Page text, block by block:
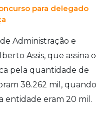
para delegado
Administração e
Assis, que assina o
pela quantidade de
38.262 mil, quando
entidade eram 20 mil.